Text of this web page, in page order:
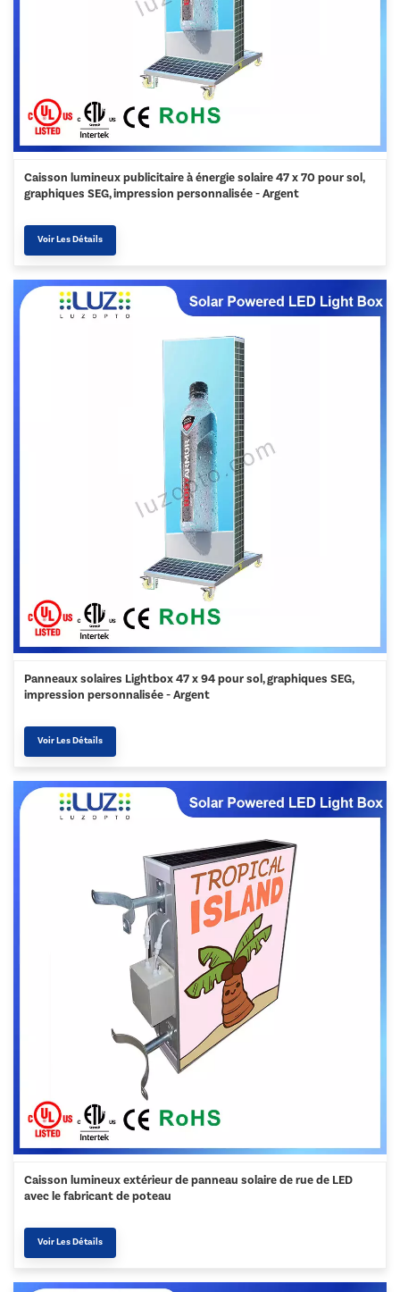
Caisson lumineux publicitaire à énergie solaire 47 x 70 pour sol,
graphiques SEG, impression personnalisée - Argent
Voir Les Détails
Panneaux solaires Lightbox 47 x 94 pour sol, graphiques SEG,
impression personnalisée - Argent
Voir Les Détails
Caisson lumineux extérieur de panneau solaire de rue de LED
avec le fabricant de poteau
Voir Les Détails